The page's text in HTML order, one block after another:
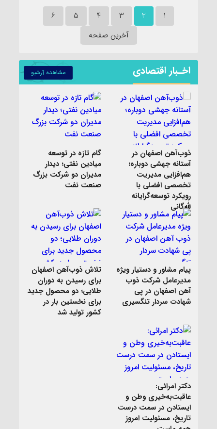
1
2
3
4
5
6
آخرین صفحه
اخـبار اقتصادی مشاهده آرشیو
ذوب‌آهن اصفهان در
آستانه جهشی دوباره؛
هم‌افزایی مدیریت
تخصصی افضلی با
رویکرد توسعه‌گرایانه
لله‌گانی
گام تازه در توسعه
میادین نفتی؛ دیدار
مدیران دو شرکت بزرگ
صنعت نفت
پیام مشاور و دستیار ویژه
مدیرعامل شرکت ذوب
آهن اصفهان در پی
شهادت سردار تنگسیری
تلاش ذوب‌آهن اصفهان
برای رسیدن به دوران
طلایی؛ دو محصول جدید
برای نخستین بار در
کشور تولید شد
دکتر امرائی:
عاقبت‌به‌خیری وطن و
ایستادن در سمت درست
تاریخ، مسئولیت امروز